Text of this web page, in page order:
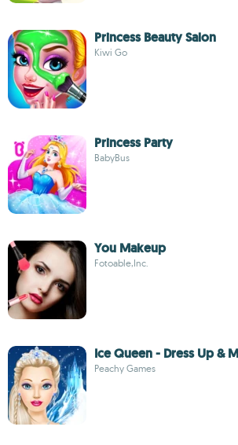
Princess Beauty Salon
Kiwi Go
Princess Party
BabyBus
You Makeup
Fotoable,Inc.
Ice Queen - Dress Up &
Peachy Games